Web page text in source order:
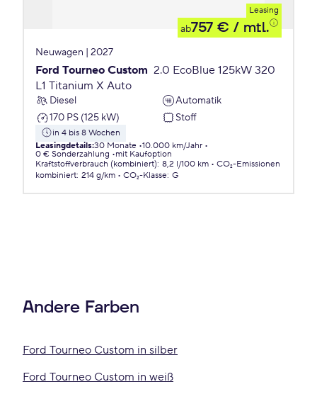
Leasing
ab757 € / mtl.
Neuwagen | 2027
Ford Tourneo Custom 2.0 EcoBlue 125kW 320
L1 Titanium X Auto
Diesel
Automatik
170 PS (125 kW)
Stoff
in 4 bis 8 Wochen
Leasingdetails:30 Monate 10.000 km/Jahr
0 € Sonderzahlung
mit Kaufoption
Kraftstoffverbrauch (kombiniert): 8,2 l/100 km
CO₂-Emissionen
kombiniert: 214 g/km CO₂-Klasse: G
Andere Farben
Ford Tourneo Custom in silber
Ford Tourneo Custom in weiß